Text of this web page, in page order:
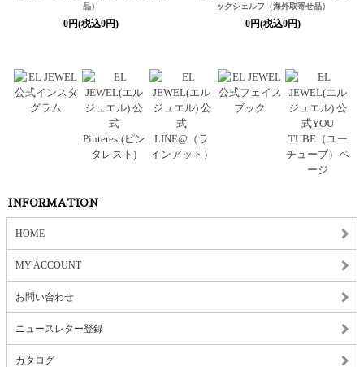
品）
0円(税込0円)
ックシェルフ（海外取寄せ品）
0円(税込0円)
INFORMATION
HOME
MY ACCOUNT
お問い合わせ
ニュースレター登録
カタログ